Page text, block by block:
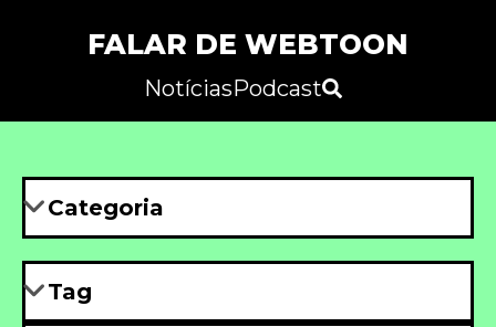
FALAR DE WEBTOON
NotíciasPodcast